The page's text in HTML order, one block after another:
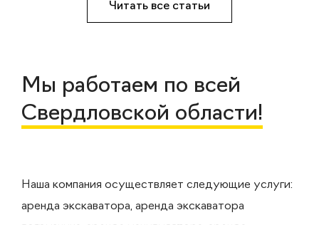
Читать все статьи
Мы работаем по всей
Свердловской области!
Наша компания осуществляет следующие услуги:
аренда экскаватора, аренда экскаватора